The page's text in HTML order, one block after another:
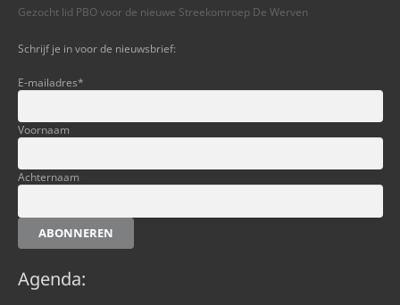
Gezocht lid PBO voor de nieuwe Streekomroep De Werven
Schrijf je in voor de nieuwsbrief:
E-mailadres*
Voornaam
Achternaam
ABONNEREN
Agenda: